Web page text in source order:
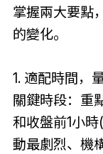
掌握兩大要點
的變化。
1. 適配時間，
關鍵時段：重
和收盤前1小
動最劇烈、機